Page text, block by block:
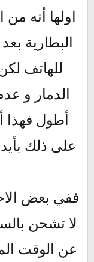
اولها أنه
البطارية
للهاتف
الدمار و
أطول فهذا
على ذلك
ففي بعض
لا تشحن
عن الوقت